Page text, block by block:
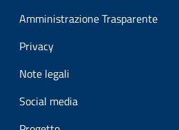
Amministrazione Trasparente
Privacy
Note legali
Social media